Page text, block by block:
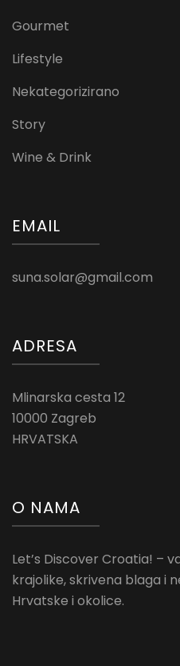
Gourmet
Lifestyle
Nekategorizirano
Story
Wine & Drink
EMAIL
suna.solar@gmail.com
ADRESA
Mlinarska cesta 12
10000 Zagreb
HRVATSKA
O NAMA
Let’s Discover Croatia! –
krajolike, skrivena blaga i
Hrvatske i okolice.